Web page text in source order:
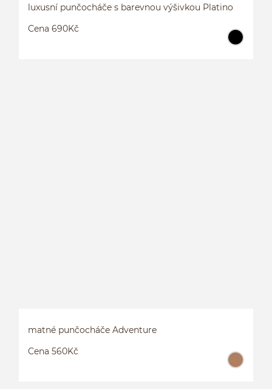
luxusní punčocháče s barevnou výšivkou Platino
Cena 690Kč
matné punčocháče Adventure
Cena 560Kč